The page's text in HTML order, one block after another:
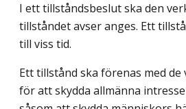
I ett tillståndsbeslut ska den
tillståndet avser anges. Ett
till viss tid.
Ett tillstånd ska förenas med
för att skydda allmänna